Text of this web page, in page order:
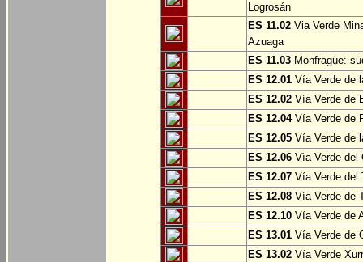
Logrosán
ES 11.02 Via Verde
Azuaga
ES 11.03 Monfragüe:
ES 12.01 Vía Verde de
ES 12.02 Vía Verde de
ES 12.04Vía Verde de
ES 12.05 Vía Verde de
ES 12.06 Vìa Verde del
ES 12.07 Vía Verde del
ES 12.08 Vía Verde de
ES 12.10 Vía Verde de
ES 13.01 Vía Verde de
ES 13.02 Vía Verde